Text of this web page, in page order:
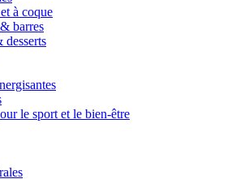
à coque
barres
desserts
le sport et le bien-être